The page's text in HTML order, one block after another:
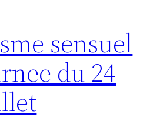
sensuel
du 24